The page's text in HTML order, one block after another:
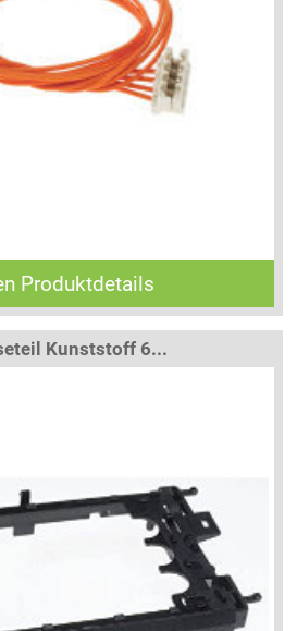
Produktdetails
Kunststoff 6...